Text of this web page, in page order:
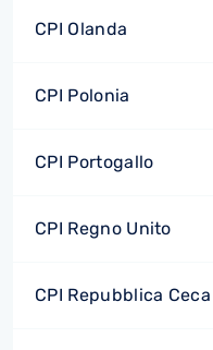
CPI Olanda
CPI Polonia
CPI Portogallo
CPI Regno Unito
CPI Repubblica Ceca